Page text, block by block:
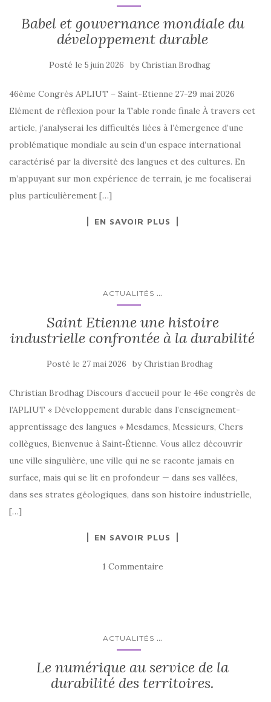
Babel et gouvernance mondiale du
développement durable
Posté le 5 juin 2026 byChristian Brodhag
46ème Congrès APLIUT – Saint-Etienne 27-29 mai 2026
Elément de réflexion pour la Table ronde finale À travers cet
article, j’analyserai les difficultés liées à l’émergence d’une
problématique mondiale au sein d’un espace international
caractérisé par la diversité des langues et des cultures. En
m’appuyant sur mon expérience de terrain, je me focaliserai
plus particulièrement […]
EN SAVOIR PLUS
ACTUALITÉS ...
Saint Etienne une histoire
industrielle confrontée à la durabilité
Posté le 27 mai 2026 byChristian Brodhag
Christian Brodhag Discours d’accueil pour le 46e congrès de
l’APLIUT « Développement durable dans l’enseignement-
apprentissage des langues » Mesdames, Messieurs, Chers
collègues, Bienvenue à Saint‑Étienne. Vous allez découvrir
une ville singulière, une ville qui ne se raconte jamais en
surface, mais qui se lit en profondeur — dans ses vallées,
dans ses strates géologiques, dans son histoire industrielle,
[…]
EN SAVOIR PLUS
1 Commentaire
ACTUALITÉS ...
Le numérique au service de la
durabilité des territoires.